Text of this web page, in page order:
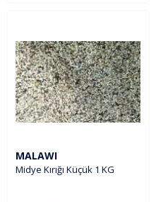
MALAWI
Midye Kırığı Küçük 1 KG